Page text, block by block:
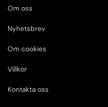
Om oss
Nyhetsbrev
Om cookies
Villkor
Kontakta oss